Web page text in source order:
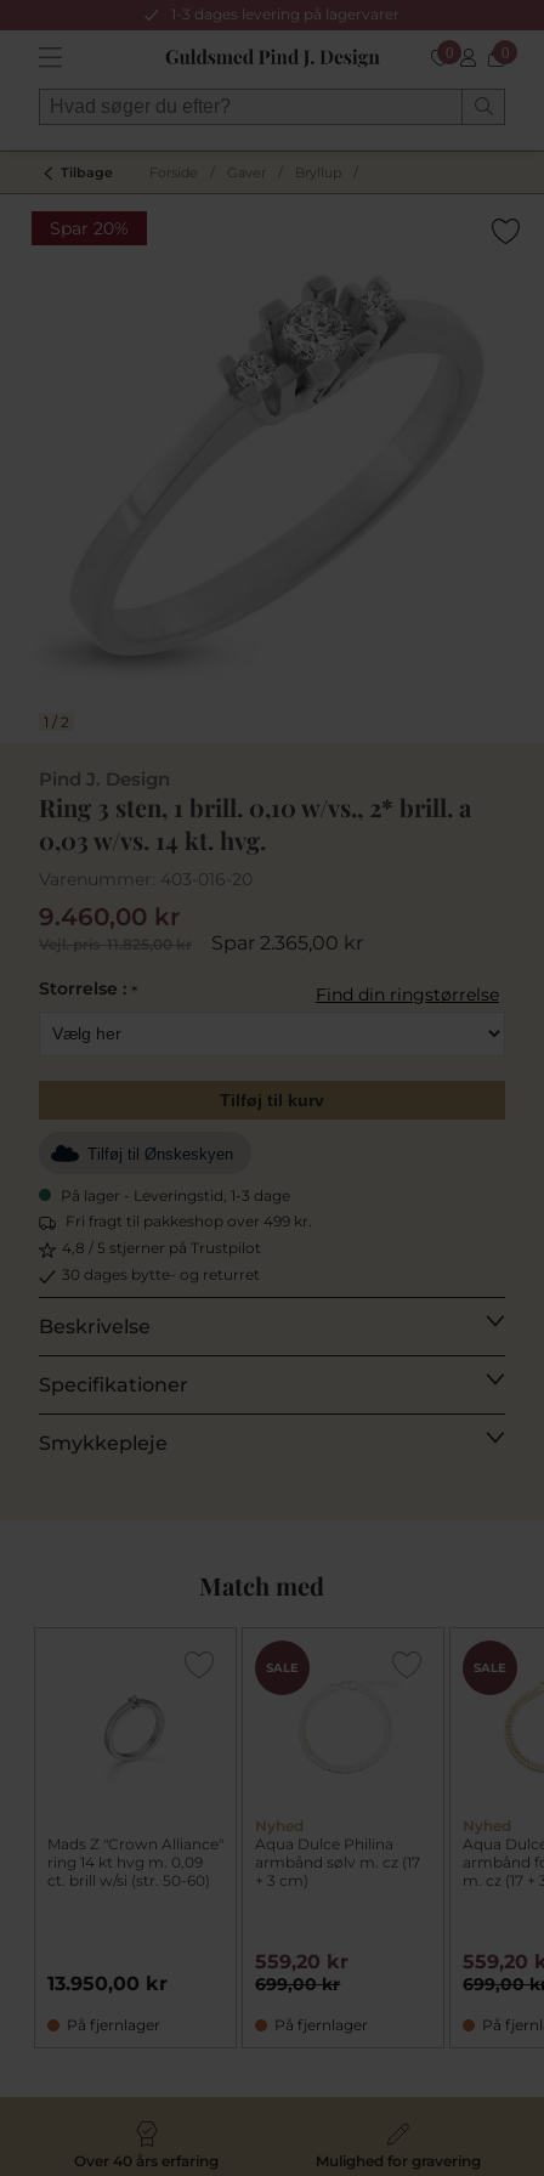
1-3 dages levering på lagervarer
0 0
Tilbage Forside Gaver Bryllup
Spar 20%
1 / 2
Pind J. Design
Ring 3 sten, 1 brill. 0,10 w/vs., 2* brill. a
0,03 w/vs. 14 kt. hvg.
Varenummer: 403-016-20
Vejl. pris11.825,00 kr Spar 2.365,00 kr
9.460,00 kr
Storrelse : * Find din ringstørrelse
Tilføj til kurv
Tilføj til Ønskeskyen
På lager - Leveringstid, 1-3 dage
Fri fragt til pakkeshop over 499 kr.
4,8 / 5 stjerner på Trustpilot
30 dages bytte- og returret
Beskrivelse
Specifikationer
Smykkepleje
Match med
Mads Z "Crown Alliance"
ring 14 kt hvg m. 0,09
ct. brill w/si (str. 50-60)
13.950,00 kr
På fjernlager
SALE
Nyhed
Aqua Dulce Philina
armbånd sølv m. cz (17
+ 3 cm)
699,00 kr
559,20 kr
På fjernlager
SALE
Nyhed
Aqua
armbånd
m. cz (17 +
699,00
559,20
På
Over 40 års erfaring Mulighed for gravering